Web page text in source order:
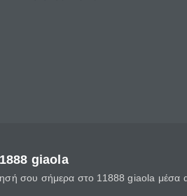
giaola
σου σήμερα στο 11888 giaola μέσα